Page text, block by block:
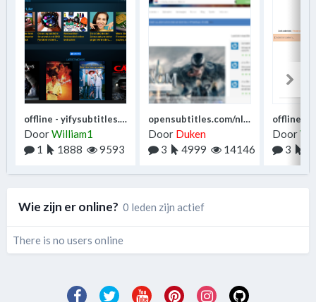
offline - yifysubtitles.com
DoorWilliam1
1
1888 9593
opensubtitles.com/nl/home
Door Duken
3
4999 14146
offline -
Door
3
Wie zijn er online? 0 leden zijn actief
There is no users online